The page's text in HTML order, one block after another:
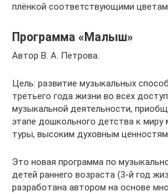
плёнкой соответствующими
Программа «Малыш»
Автор В. А. Петрова.
Цель: развитие музыкальных
третьего года жизни во всех
музыкальной деятельности,
этапе дошкольного детства к
туры, высоким духовным
Это новая программа по
детей ранне­го возраста (3-й год
разработана автором на основе